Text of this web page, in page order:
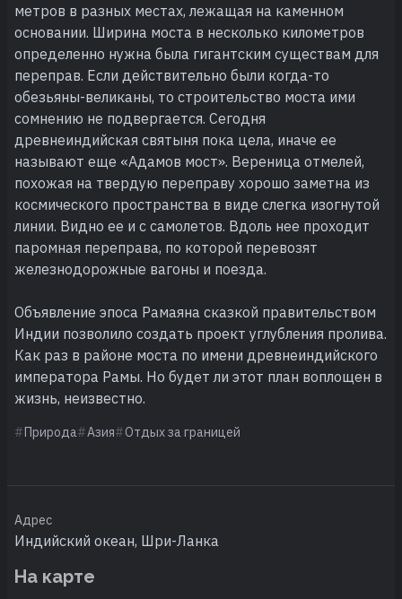
метров в разных местах, лежащая на каменном
основании. Ширина моста в несколько километров
определенно нужна была гигантским существам для
переправ. Если действительно были когда-то
обезьяны-великаны, то строительство моста ими
сомнению не подвергается. Сегодня
древнеиндийская святыня пока цела, иначе ее
называют еще «Адамов мост». Вереница отмелей,
похожая на твердую переправу хорошо заметна из
космического пространства в виде слегка изогнутой
линии. Видно ее и с самолетов. Вдоль нее проходит
паромная переправа, по которой перевозят
железнодорожные вагоны и поезда.
Объявление эпоса Рамаяна сказкой правительством
Индии позволило создать проект углубления пролива.
Как раз в районе моста по имени древнеиндийского
императора Рамы. Но будет ли этот план воплощен в
жизнь, неизвестно.
Природа Азия Отдых за границей
Адрес
Индийский океан, Шри-Ланка
На карте